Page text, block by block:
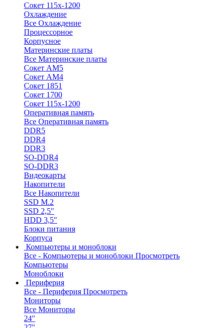
Сокет 115х-1200
Охлаждение
Все Охлаждение
Процессорное
Корпусное
Материнские платы
Все Материнские платы
Сокет АМ5
Сокет АМ4
Сокет 1851
Сокет 1700
Сокет 115х-1200
Оперативная память
Все Оперативная память
DDR5
DDR4
DDR3
SO-DDR4
SO-DDR3
Видеокарты
Накопители
Все Накопители
SSD M.2
SSD 2,5"
HDD 3,5"
Блоки питания
Корпуса
Компьютеры и моноблоки
Все - Компьютеры и моноблоки Просмотреть
Компьютеры
Моноблоки
Периферия
Все - Периферия Просмотреть
Мониторы
Все Мониторы
24"